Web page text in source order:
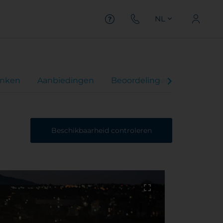
NL
Aanbiedingen Beoordelingen
Beschikbaarheid controleren